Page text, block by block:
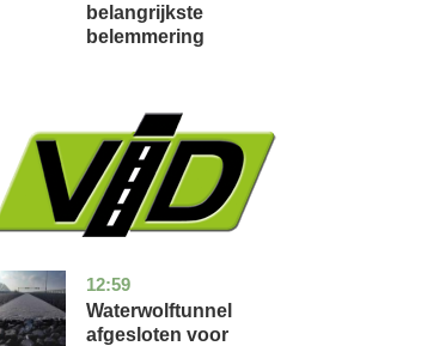
belangrijkste
belemmering
12:59
noord-
holland
nieuws
Waterwolftunnel
afgesloten voor